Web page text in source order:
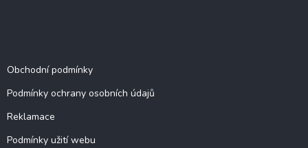
Obchodní podmínky
Podmínky ochrany osobních údajů
Reklamace
Podmínky užití webu